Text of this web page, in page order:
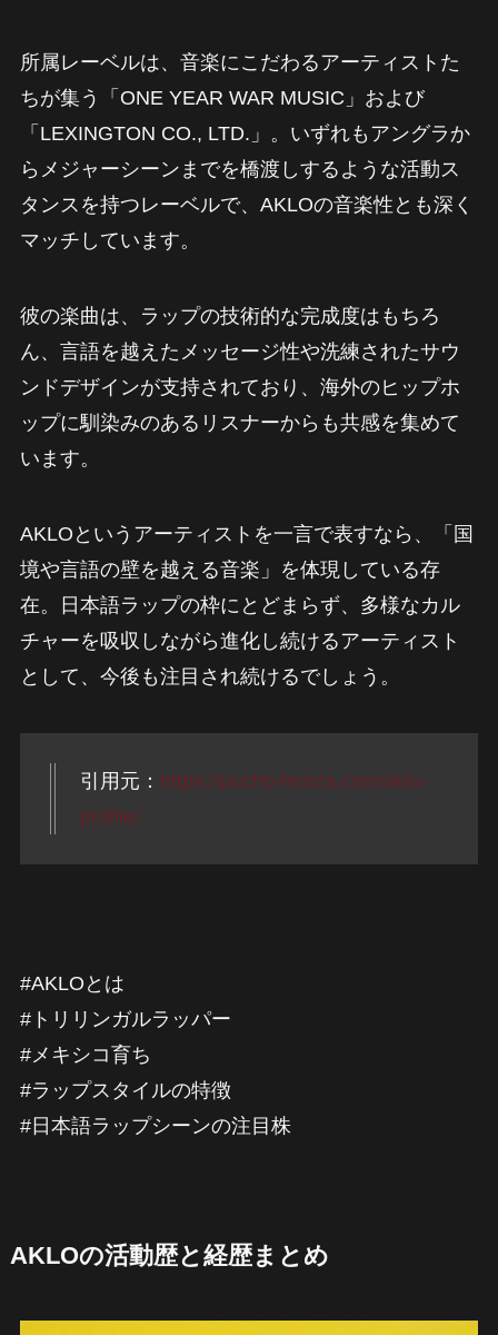
所属レーベルは、音楽にこだわるアーティストた
ちが集う「ONE YEAR WAR MUSIC」および
「LEXINGTON CO., LTD.」。いずれもアングラか
らメジャーシーンまでを橋渡しするような活動ス
タンスを持つレーベルで、AKLOの音楽性とも深く
マッチしています。
彼の楽曲は、ラップの技術的な完成度はもちろ
ん、言語を越えたメッセージ性や洗練されたサウ
ンドデザインが支持されており、海外のヒップホ
ップに馴染みのあるリスナーからも共感を集めて
います。
AKLOというアーティストを一言で表すなら、「国
境や言語の壁を越える音楽」を体現している存
在。日本語ラップの枠にとどまらず、多様なカル
チャーを吸収しながら進化し続けるアーティスト
として、今後も注目され続けるでしょう。
引用元： https://pucho-henza.com/aklo-
profile/
#AKLOとは
#トリリンガルラッパー
#メキシコ育ち
#ラップスタイルの特徴
#日本語ラップシーンの注目株
AKLOの活動歴と経歴まとめ